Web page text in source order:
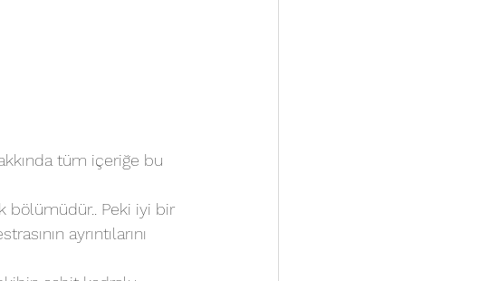
kkında tüm içeriğe bu
bölümüdür.. Peki iyi bir
ayrıntılarını